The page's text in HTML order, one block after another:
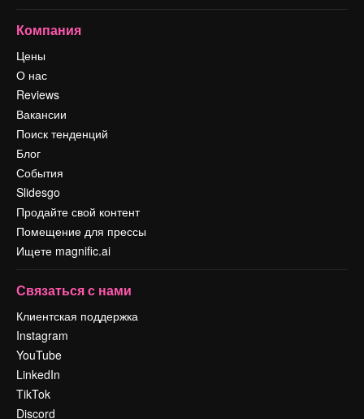
Компания
Цены
О нас
Reviews
Вакансии
Поиск тенденций
Блог
События
Slidesgo
Продайте свой контент
Помещение для прессы
Ищете magnific.ai
Связаться с нами
Клиентская поддержка
Instagram
YouTube
LinkedIn
TikTok
Discord